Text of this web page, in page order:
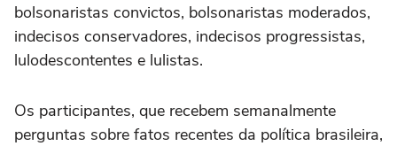
bolsonaristas convictos, bolsonaristas moderados,
indecisos conservadores, indecisos progressistas,
lulodescontentes e lulistas.
Os participantes, que recebem semanalmente
perguntas sobre fatos recentes da política brasileira,